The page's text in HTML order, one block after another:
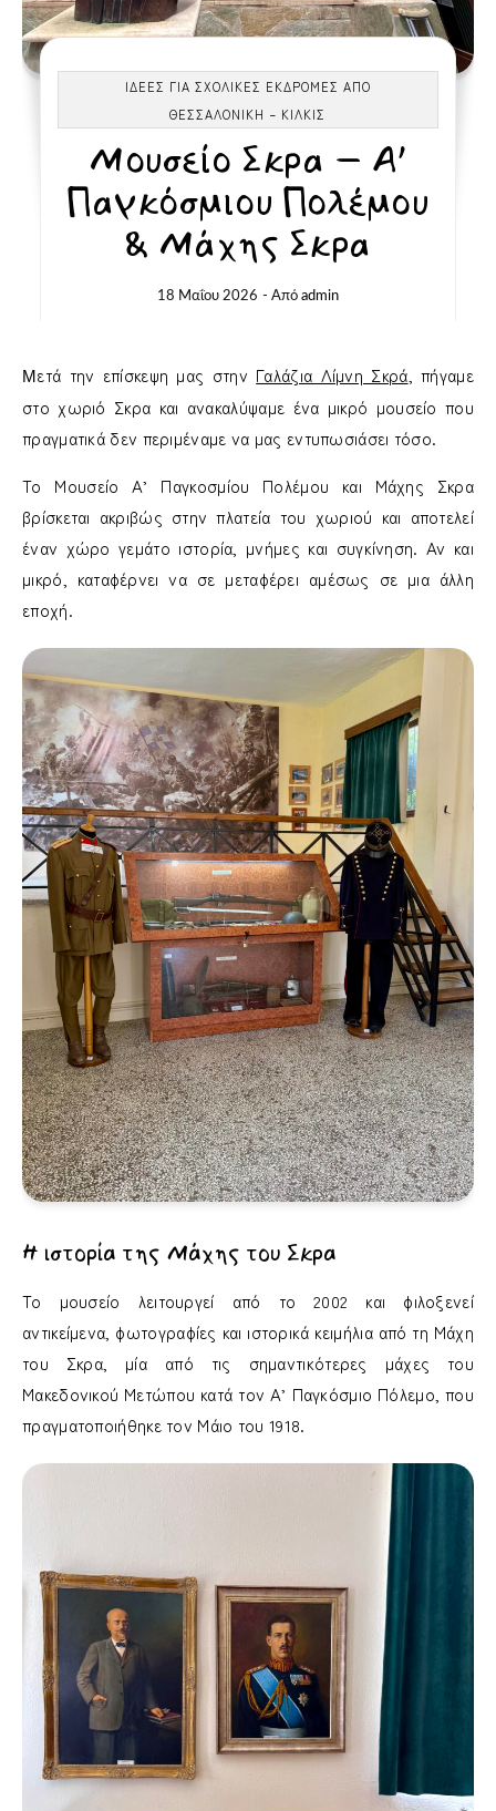
ΙΔΈΕΣ ΓΙΑ ΣΧΟΛΙΚΈΣ ΕΚΔΡΟΜΈΣ ΑΠΌ
ΘΕΣΣΑΛΟΝΙΚΗ - ΚΙΛΚΊΣ
Μουσείο Σκρα – Α’
Παγκόσμιου Πολέμου
& Μάχης Σκρα
18 Μαΐου 2026 - Από admin
Μετά την επίσκεψη μας στην Γαλάζια Λίμνη Σκρά, πήγαμε
στο χωριό Σκρα και ανακαλύψαμε ένα μικρό μουσείο που
πραγματικά δεν περιμέναμε να μας εντυπωσιάσει τόσο.
Το Μουσείο Α’ Παγκοσμίου Πολέμου και Μάχης Σκρα
βρίσκεται ακριβώς στην πλατεία του χωριού και αποτελεί
έναν χώρο γεμάτο ιστορία, μνήμες και συγκίνηση. Αν και
μικρό, καταφέρνει να σε μεταφέρει αμέσως σε μια άλλη
εποχή.
Η ιστορία της Μάχης του Σκρα
Το μουσείο λειτουργεί από το 2002 και φιλοξενεί
αντικείμενα, φωτογραφίες και ιστορικά κειμήλια από τη Μάχη
του Σκρα, μία από τις σημαντικότερες μάχες του
Μακεδονικού Μετώπου κατά τον Α’ Παγκόσμιο Πόλεμο, που
πραγματοποιήθηκε τον Μάιο του 1918.